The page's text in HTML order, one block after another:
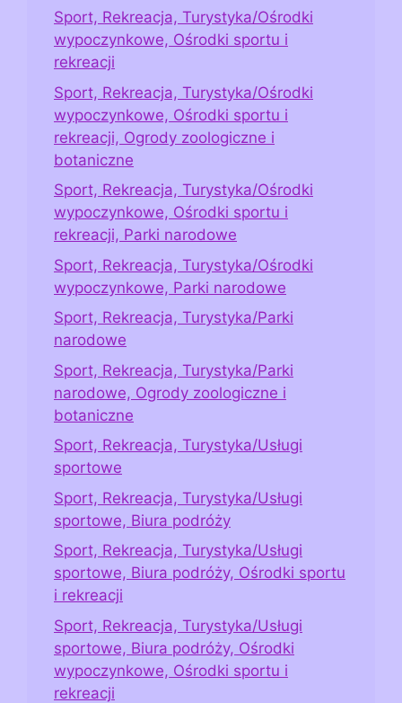
Sport, Rekreacja, Turystyka/Ośrodki
wypoczynkowe, Ośrodki sportu i
rekreacji
Sport, Rekreacja, Turystyka/Ośrodki
wypoczynkowe, Ośrodki sportu i
rekreacji, Ogrody zoologiczne i
botaniczne
Sport, Rekreacja, Turystyka/Ośrodki
wypoczynkowe, Ośrodki sportu i
rekreacji, Parki narodowe
Sport, Rekreacja, Turystyka/Ośrodki
wypoczynkowe, Parki narodowe
Sport, Rekreacja, Turystyka/Parki
narodowe
Sport, Rekreacja, Turystyka/Parki
narodowe, Ogrody zoologiczne i
botaniczne
Sport, Rekreacja, Turystyka/Usługi
sportowe
Sport, Rekreacja, Turystyka/Usługi
sportowe, Biura podróży
Sport, Rekreacja, Turystyka/Usługi
sportowe, Biura podróży, Ośrodki sportu
i rekreacji
Sport, Rekreacja, Turystyka/Usługi
sportowe, Biura podróży, Ośrodki
wypoczynkowe, Ośrodki sportu i
rekreacji